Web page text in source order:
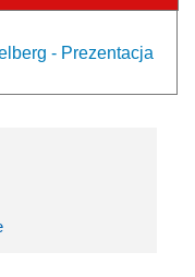
- Prezentacja